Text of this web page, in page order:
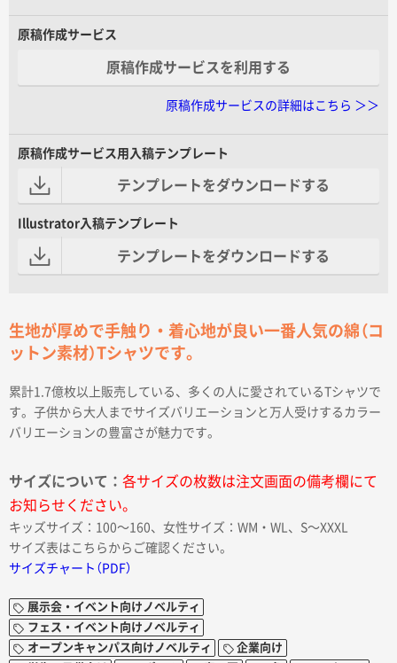
原稿作成サービス
原稿作成サービスを利用する
原稿作成サービスの詳細はこちら ＞＞
原稿作成サービス用入稿テンプレート
テンプレートをダウンロードする
Illustrator入稿テンプレート
テンプレートをダウンロードする
生地が厚めで手触り・着心地が良い一番人気の綿（コ
ットン素材）Tシャツです。
累計1.7億枚以上販売している、多くの人に愛されているTシャツで
す。子供から大人までサイズバリエーションと万人受けするカラー
バリエーションの豊富さが魅力です。
サイズについて： 各サイズの枚数は注文画面の備考欄にて
お知らせください。
キッズサイズ：100〜160、女性サイズ：WM・WL、S〜XXXL
サイズ表はこちらからご確認ください。
サイズチャート（PDF）
展示会・イベント向けノベルティ
フェス・イベント向けノベルティ
オープンキャンパス向けノベルティ
企業向け